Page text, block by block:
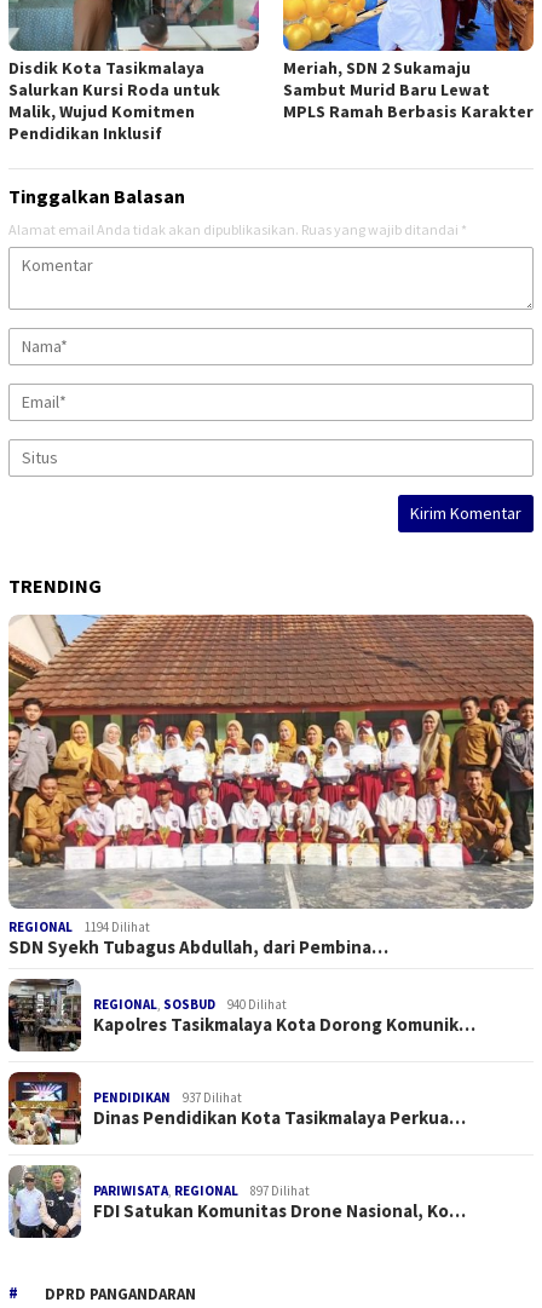
Disdik Kota Tasikmalaya
Salurkan Kursi Roda untuk
Malik, Wujud Komitmen
Pendidikan Inklusif
Meriah, SDN 2 Sukamaju
Sambut Murid Baru Lewat
MPLS Ramah Berbasis Karakter
Tinggalkan Balasan
Alamat email Anda tidak akan dipublikasikan. Ruas yang wajib ditandai *
TRENDING
REGIONAL 1194 Dilihat
SDN Syekh Tubagus Abdullah, dari Pembina…
REGIONAL, SOSBUD 940 Dilihat
Kapolres Tasikmalaya Kota Dorong Komunik…
PENDIDIKAN 937 Dilihat
Dinas Pendidikan Kota Tasikmalaya Perkua…
PARIWISATA, REGIONAL 897 Dilihat
FDI Satukan Komunitas Drone Nasional, Ko…
DPRD PANGANDARAN